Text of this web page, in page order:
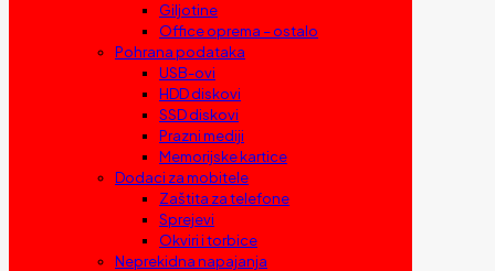
Giljotine
Office oprema – ostalo
Pohrana podataka
USB-ovi
HDD diskovi
SSD diskovi
Prazni mediji
Memorijske kartice
Dodaci za mobitele
Zaštita za telefone
Sprejevi
Okviri i torbice
Neprekidna napajanja